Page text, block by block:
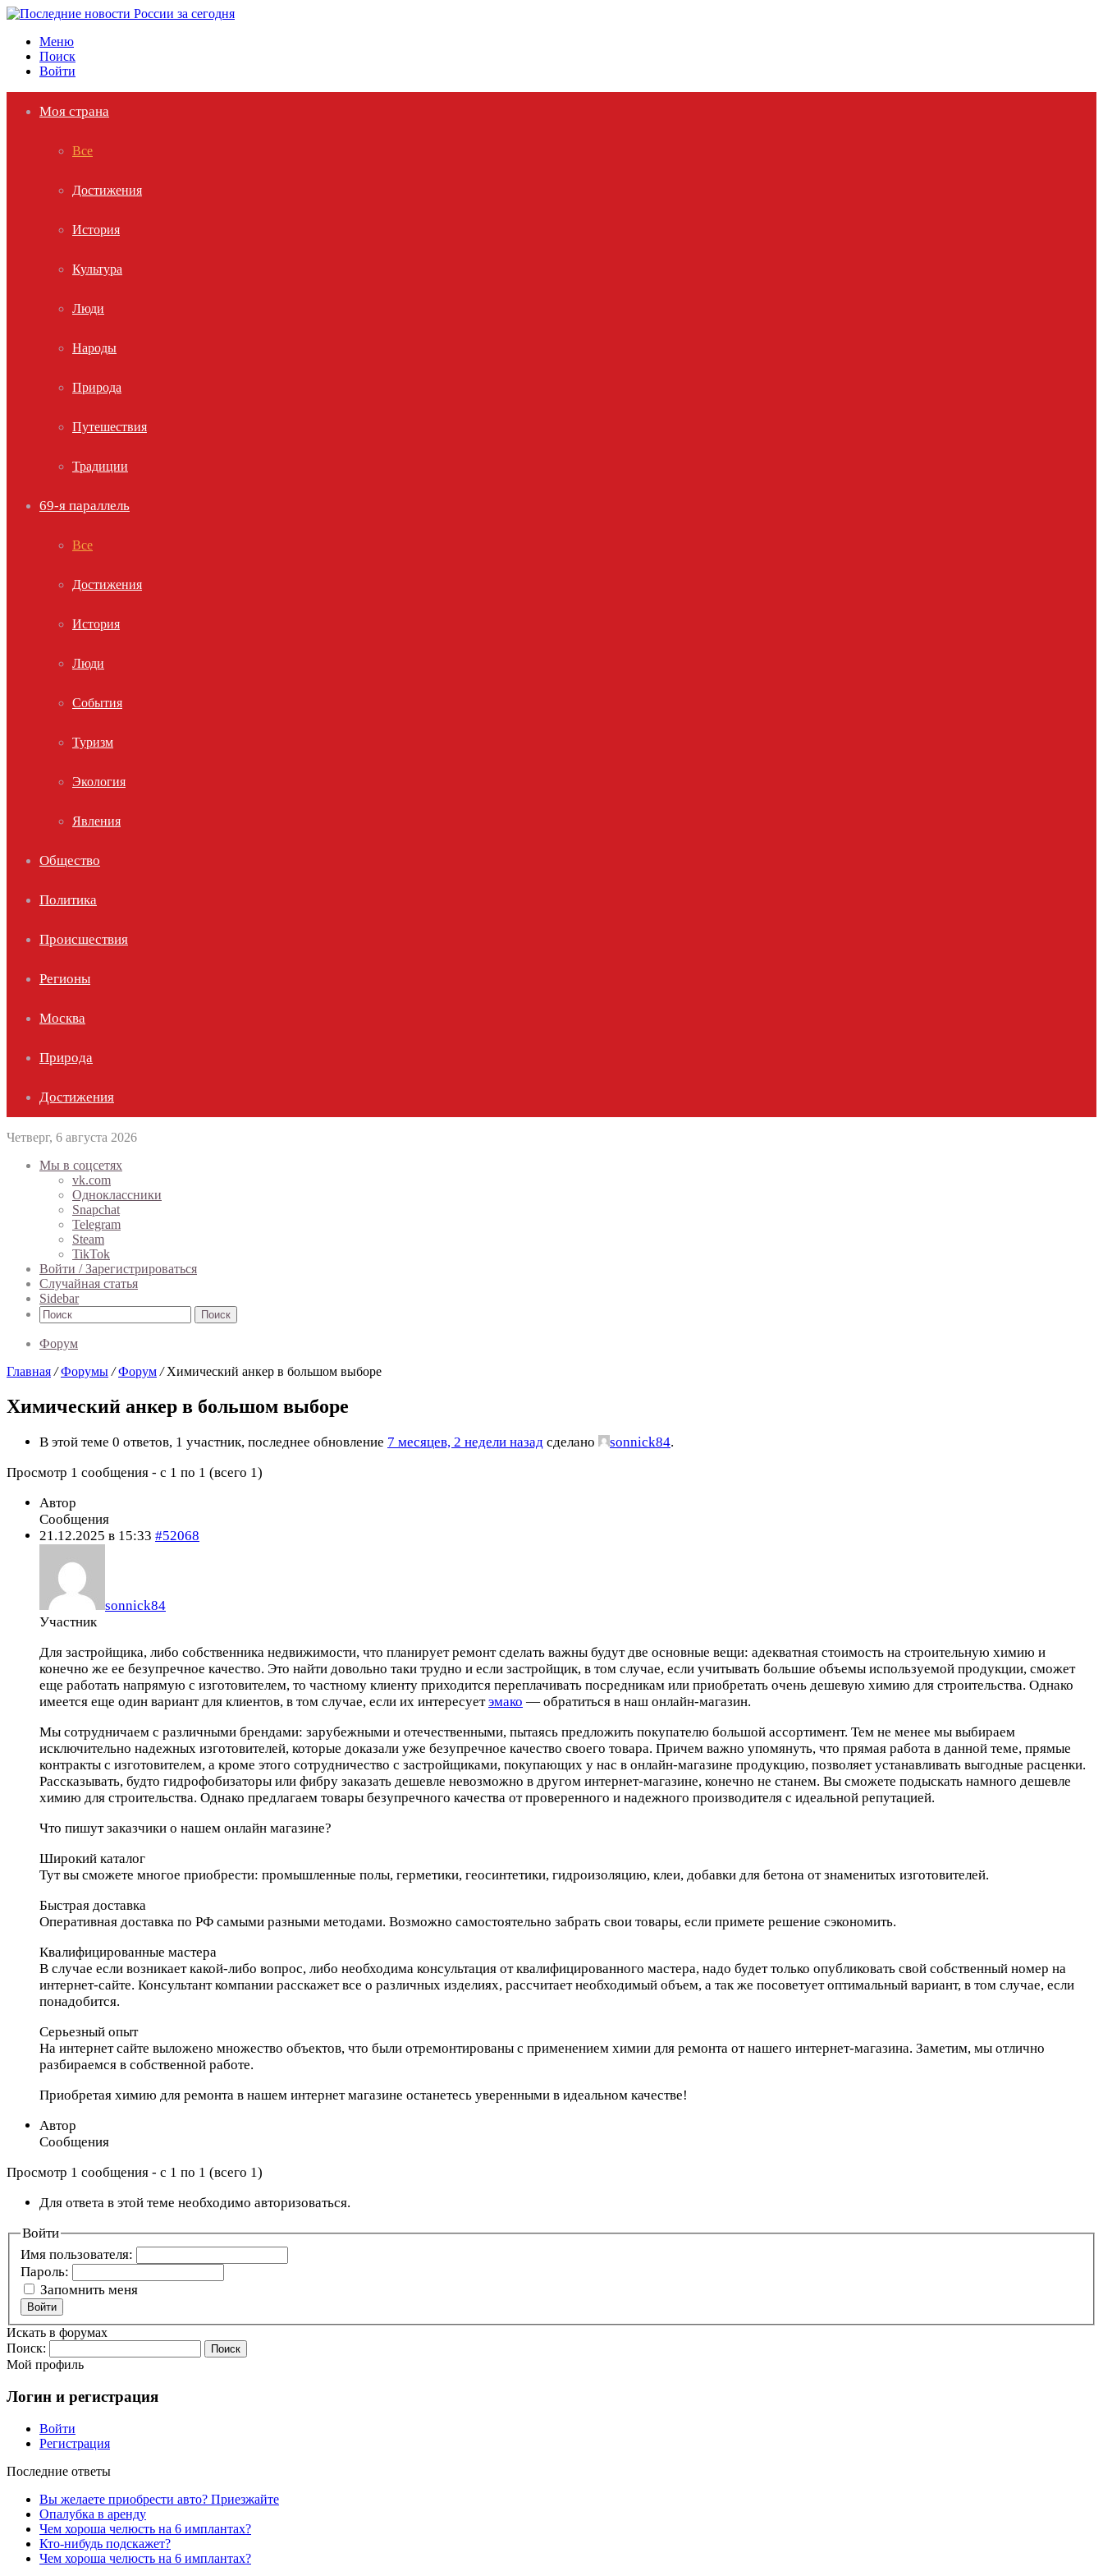
Меню
Поиск
Войти
Моя страна
Все
Достижения
История
Культура
Люди
Народы
Природа
Путешествия
Традиции
69-я параллель
Все
Достижения
История
Люди
События
Туризм
Экология
Явления
Общество
Политика
Происшествия
Регионы
Москва
Природа
Достижения
Четверг, 6 августа 2026
Мы в соцсетях
vk.com
Одноклассники
Snapchat
Telegram
Steam
TikTok
Войти / Зарегистрироваться
Случайная статья
Sidebar
Поиск
Форум
Главная / Форумы / Форум / Химический анкер в большом выборе
Химический анкер в большом выборе
В этой теме 0 ответов, 1 участник, последнее обновление 7 месяцев, 2 недели назад сделано sonnick84.
Просмотр 1 сообщения - с 1 по 1 (всего 1)
Автор
Сообщения
21.12.2025 в 15:33 #52068
sonnick84
Участник
Для застройщика, либо собственника недвижимости, что планирует ремонт сделать важны будут две основные вещи: адекватная стоимость на строительную химию и
конечно же ее безупречное качество. Это найти довольно таки трудно и если застройщик, в том случае, если учитывать большие объемы используемой продукции, сможет
еще работать напрямую с изготовителем, то частному клиенту приходится переплачивать посредникам или приобретать очень дешевую химию для строительства. Однако
имеется еще один вариант для клиентов, в том случае, если их интересуетэмако — обратиться в наш онлайн-магазин.
Мы сотрудничаем с различными брендами: зарубежными и отечественными, пытаясь предложить покупателю большой ассортимент. Тем не менее мы выбираем
исключительно надежных изготовителей, которые доказали уже безупречное качество своего товара. Причем важно упомянуть, что прямая работа в данной теме, прямые
контракты с изготовителем, а кроме этого сотрудничество с застройщиками, покупающих у нас в онлайн-магазине продукцию, позволяет устанавливать выгодные расценки.
Рассказывать, будто гидрофобизаторы или фибру заказать дешевле невозможно в другом интернет-магазине, конечно не станем. Вы сможете подыскать намного дешевле
химию для строительства. Однако предлагаем товары безупречного качества от проверенного и надежного производителя с идеальной репутацией.
Что пишут заказчики о нашем онлайн магазине?
Широкий каталог
Тут вы сможете многое приобрести: промышленные полы, герметики, геосинтетики, гидроизоляцию, клеи, добавки для бетона от знаменитых изготовителей.
Быстрая доставка
Оперативная доставка по РФ самыми разными методами. Возможно самостоятельно забрать свои товары, если примете решение сэкономить.
Квалифицированные мастера
В случае если возникает какой-либо вопрос, либо необходима консультация от квалифицированного мастера, надо будет только опубликовать свой собственный номер на
интернет-сайте. Консультант компании расскажет все о различных изделиях, рассчитает необходимый объем, а так же посоветует оптимальный вариант, в том случае, если
понадобится.
Серьезный опыт
На интернет сайте выложено множество объектов, что были отремонтированы с применением химии для ремонта от нашего интернет-магазина. Заметим, мы отлично
разбираемся в собственной работе.
Приобретая химию для ремонта в нашем интернет магазине останетесь уверенными в идеальном качестве!
Автор
Сообщения
Просмотр 1 сообщения - с 1 по 1 (всего 1)
Для ответа в этой теме необходимо авторизоваться.
Войти
Имя пользователя:
Пароль:
Запомнить меня
Войти
Искать в форумах
Поиск:
Мой профиль
Логин и регистрация
Войти
Регистрация
Последние ответы
Вы желаете приобрести авто? Приезжайте
Опалубка в аренду
Чем хороша челюсть на 6 имплантах?
Кто-нибудь подскажет?
Чем хороша челюсть на 6 имплантах?